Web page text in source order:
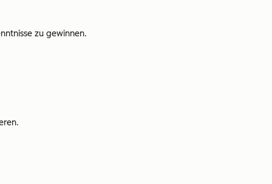
zu gewinnen.